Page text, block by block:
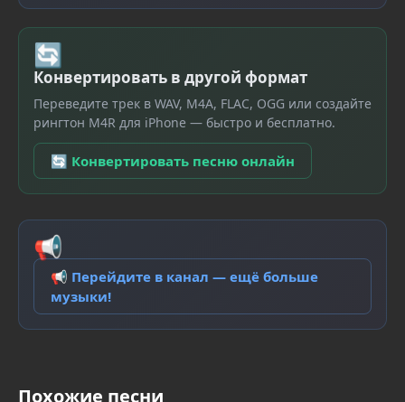
🔄
Конвертировать в другой формат
Переведите трек в WAV, M4A, FLAC, OGG или создайте
рингтон M4R для iPhone — быстро и бесплатно.
🔄 Конвертировать песню онлайн
📢
📢 Перейдите в канал — ещё больше
музыки!
Похожие песни